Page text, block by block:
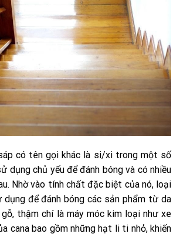
có tên gọi khác là si/xi trong một số
dụng chủ yếu để đánh bóng và có nhiều
Nhờ vào tính chất đặc biệt của nó, loại
dụng để đánh bóng các sản phẩm từ da
thậm chí là máy móc kim loại như xe
cana bao gồm những hạt li ti nhỏ, khiến